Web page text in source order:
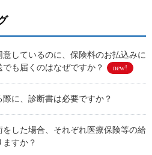
法人向け保険商品
申込方法の違い
メディカルＫｉｔ Ｒ
あんしん治療サポート保険R
メディカルＫｉｔエールＲ
がん診断保険Ｒ
あんしん終身エール
終身保険
「ワンタイム手続き」のご案内
サービス
契約内容／登録情報の確認・変更
保障内容の見直し・契約の解約
保険証券・控除証明書の発行・再
のお客様
経営者の皆様向け商品
会社情報
サステナビリティ
保険金等の適切なお支払いに向け
た取組み
CMギャラリー・キャラクター紹介
トナーについて
請求
合わせ
しているのに、保険料のお払込みに
も届くのはなぜですか？
new!
に、診断書は必要ですか？
した場合、それぞれ医療保険等の給
すか？